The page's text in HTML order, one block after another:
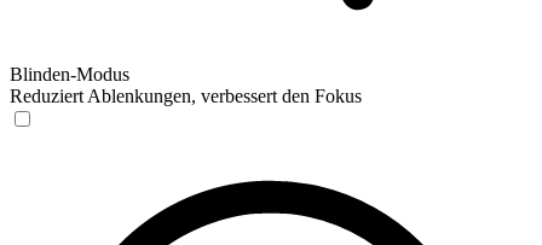
Blinden-Modus
Reduziert Ablenkungen, verbessert den Fokus